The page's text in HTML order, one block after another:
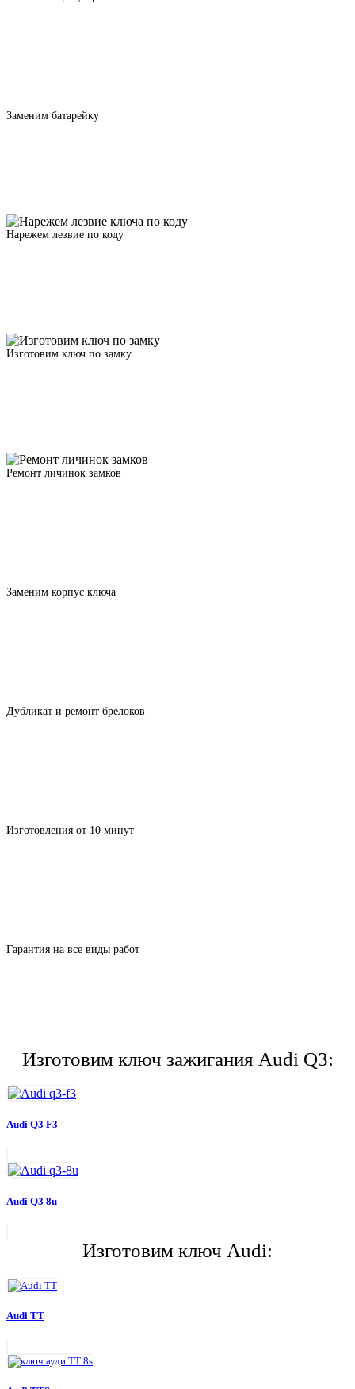
Заменим батарейку
Нарежем лезвие по коду
Изготовим ключ по замку
Ремонт личинок замков
Заменим корпус ключа
Дубликат и ремонт брелоков
Изготовления от 10 минут
Гарантия на все виды работ
Изготовим ключ зажигания Audi Q3:
Audi Q3 F3
Audi Q3 8u
Изготовим ключ Audi:
Audi TT